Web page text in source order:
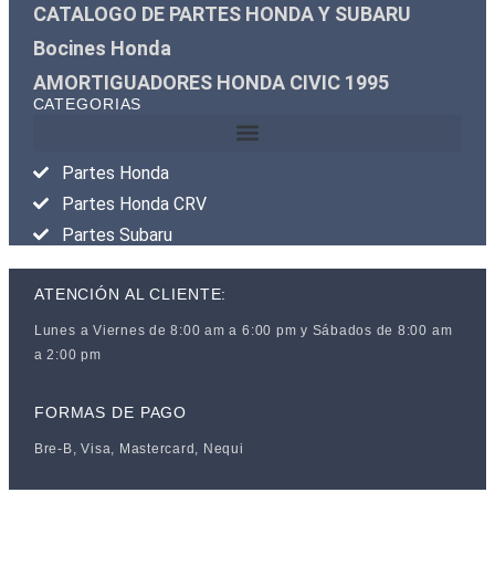
CATALOGO DE PARTES HONDA Y SUBARU
Bocines Honda
AMORTIGUADORES HONDA CIVIC 1995
CATEGORIAS
Partes Honda
Partes Honda CRV
Partes Subaru
ATENCIÓN AL CLIENTE:
Lunes a Viernes de 8:00 am a 6:00 pm y Sábados de 8:00 am
a 2:00 pm
FORMAS DE PAGO
Bre-B, Visa, Mastercard, Nequi